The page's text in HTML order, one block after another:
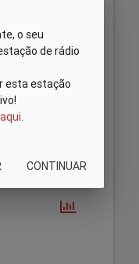
o seu
de rádio
esta estação
aqui.
CONTINUAR